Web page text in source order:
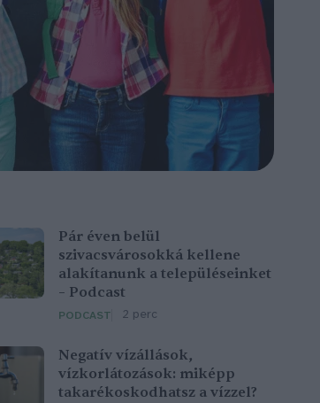
Pár éven belül
szivacsvárosokká kellene
alakítanunk a településeinket
– Podcast
PODCAST 2 perc
Negatív vízállások,
vízkorlátozások: miképp
takarékoskodhatsz a vízzel?